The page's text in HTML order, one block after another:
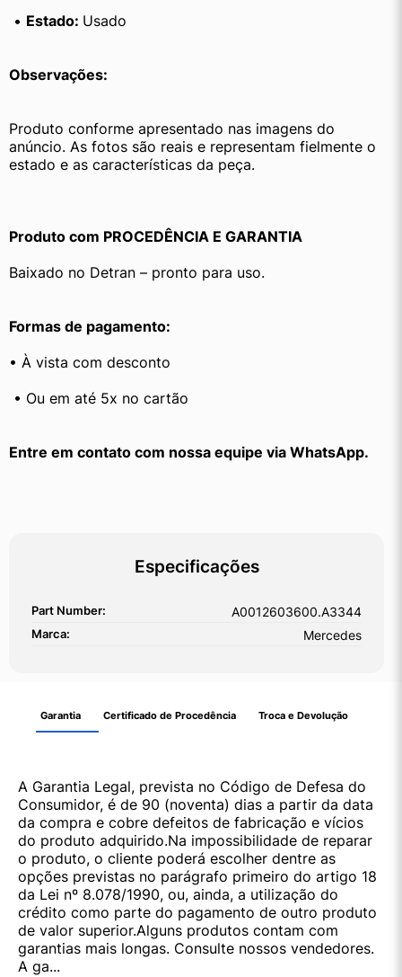
• Estado: Usado
Observações:
Produto conforme apresentado nas imagens do
anúncio. As fotos são reais e representam fielmente o
estado e as características da peça.
Produto com PROCEDÊNCIA E GARANTIA
Baixado no Detran – pronto para uso.
Formas de pagamento:
• À vista com desconto
• Ou em até 5x no cartão
Entre em contato com nossa equipe via WhatsApp.
Especificações
Part Number: A0012603600.A3344
Marca: Mercedes
Garantia Certificado de Procedência Troca e Devolução
A Garantia Legal, prevista no Código de Defesa do
Consumidor, é de 90 (noventa) dias a partir da data
da compra e cobre defeitos de fabricação e vícios
do produto adquirido.Na impossibilidade de reparar
o produto, o cliente poderá escolher dentre as
opções previstas no parágrafo primeiro do artigo 18
da Lei nº 8.078/1990, ou, ainda, a utilização do
crédito como parte do pagamento de outro produto
de valor superior.Alguns produtos contam com
garantias mais longas. Consulte nossos vendedores.
A ga...